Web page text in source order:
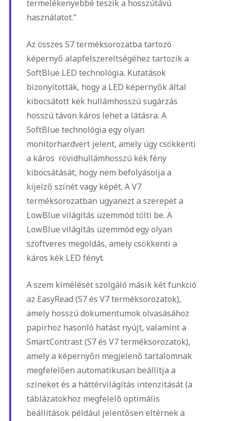
termelékenyebbé teszik a hosszútávú
használatot.”
Az összes S7 terméksorozatba tartozó
képernyő alapfelszereltségéhez tartozik a
SoftBlue LED technológia. Kutatások
bizonyították, hogy a LED képernyők által
kibocsátott kék hullámhosszú sugárzás
hosszú távon káros lehet a látásra. A
SoftBlue technológia egy olyan
monitorhardvert jelent, amely úgy csökkenti
a káros rövidhullámhosszú kék fény
kibocsátását, hogy nem befolyásolja a
kijelző színét vagy képét. A V7
terméksorozatban ugyanezt a szerepet a
LowBlue világítás üzemmód tölti be. A
LowBlue világítás üzemmód egy olyan
szoftveres megoldás, amely csökkenti a
káros kék LED fényt.
A szem kímélését szolgáló másik két funkció
az EasyRead (S7 és V7 terméksorozatok),
amely hosszú dokumentumok olvasásához
papírhoz hasonló hatást nyújt, valamint a
SmartContrast (S7 és V7 terméksorozatok),
amely a képernyőn megjelenő tartalomnak
megfelelően automatikusan beállítja a
színeket és a háttérvilágítás intenzitását (a
táblázatokhoz megfelelő optimális
beállítások például jelentősen eltérnek a